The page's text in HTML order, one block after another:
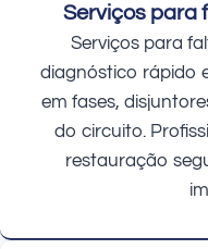
Serviços para
Serviços para
diagnóstico rápido
em fases,
do circuito.
restauração